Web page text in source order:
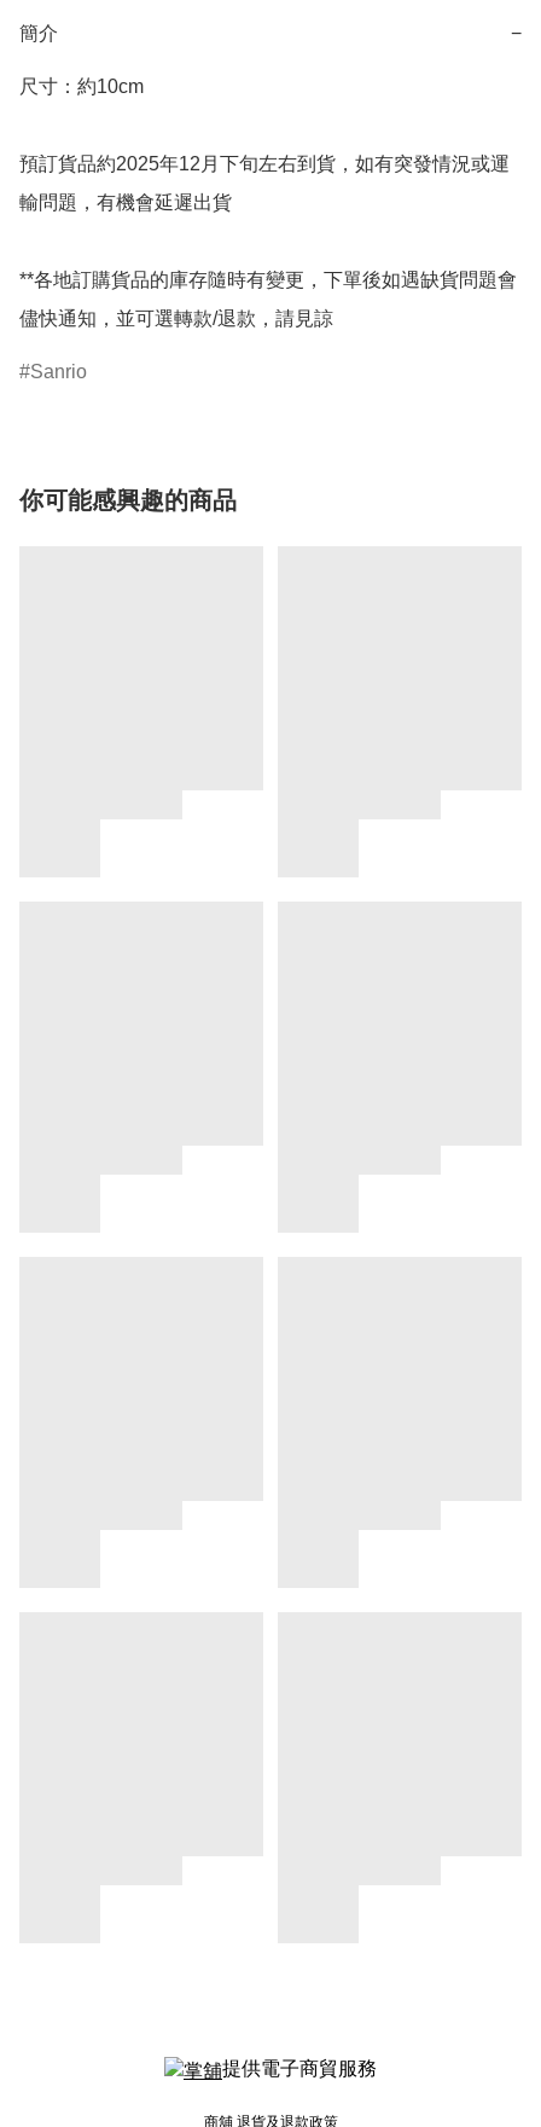
簡介 −
尺寸：約10cm
預訂貨品約2025年12月下旬左右到貨，如有突發情況或運
輸問題，有機會延遲出貨
**各地訂購貨品的庫存隨時有變更，下單後如遇缺貨問題會
儘快通知，並可選轉款/退款，請見諒
Sanrio
你可能感興趣的商品
提供電子商貿服務
商舖 退貨及退款政策